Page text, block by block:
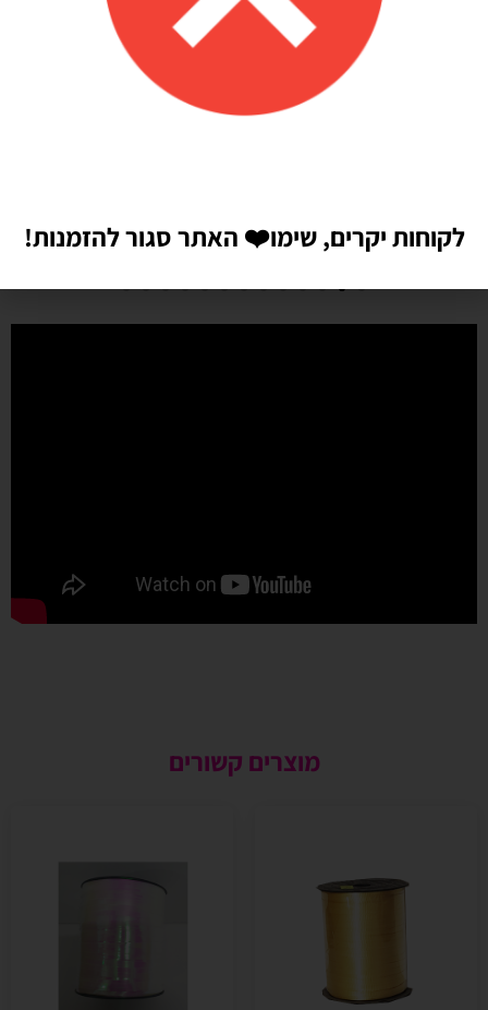
Shilav Sayag
איכות מדהימה!
הזמנתי בלונים כדי לעצב קשת ליום הולדת של הבן שלי, המשלוח הגיע
מהר מהמצופה!! הכל באיכות מדהימה, בצבעים יפים בדיוק כמו שחשבתי
מוצרים קשורים
לקוחות יקרים, שימו❤️ האתר סגור להזמנות!